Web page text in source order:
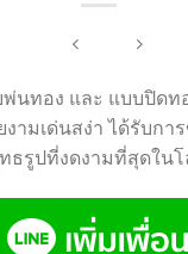
นทอง และ แบบปิดท
งามเด่นสง่า ได้รับกา
ธรูปที่งดงามที่สุดใน